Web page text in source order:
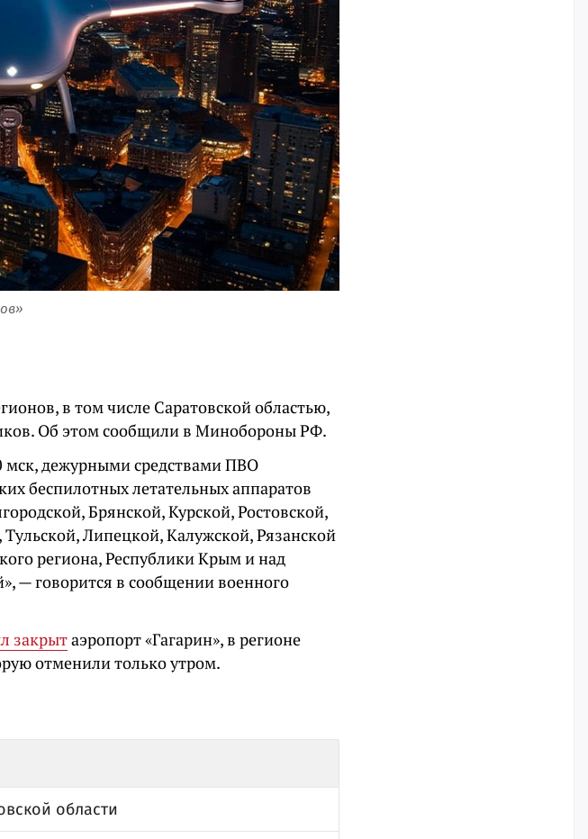
в том числе Саратовской областью,
Об этом сообщили в Минобороны РФ.
мск, дежурными средствами ПВО
беспилотных летательных аппаратов
Брянской, Курской, Ростовской,
Липецкой, Калужской, Рязанской
региона, Республики Крым и над
— говорится в сообщении военного
закрытаэропорт «Гагарин», в регионе
отменили только утром.
области